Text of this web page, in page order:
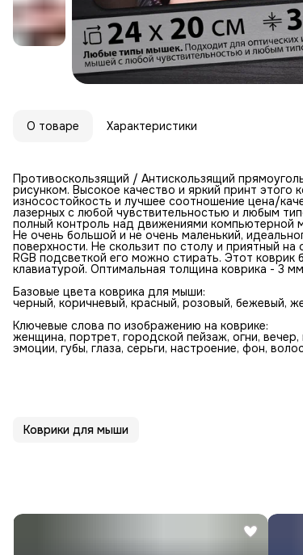
О товаре Характеристики
Противоскользящий / Антискользящий
рисунком. Высокое качество и яркий принт
износостойкость и лучшее соотношение цена/
лазерных с любой чувствительностью и любым
полный контроль над движениями компьютерной
Не очень большой и не очень маленький,
поверхности. Не скользит по столу и приятный
RGB подсветкой его можно стирать. Этот
клавиатурой. Оптимальная толщина коврика - 3
Базовые цвета коврика для мыши:
черный, коричневый, красный, розовый, бежевый,
Ключевые слова по изображению на коврике:
женщина, портрет, городской пейзаж, огни,
эмоции, губы, глаза, серьги, настроение, фон,
Коврики для мыши